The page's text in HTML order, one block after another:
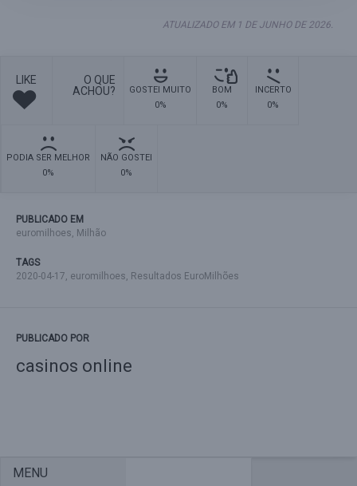
ATUALIZADO EM 1 DE JUNHO DE 2026.
LIKE
O QUE
ACHOU?
GOSTEI MUITO
0%
BOM
0%
INCERTO
0%
PODIA SER MELHOR
0%
NÃO GOSTEI
0%
PUBLICADO EM
euromilhoes, Milhão
TAGS
2020-04-17, euromilhoes, Resultados EuroMilhões
PUBLICADO POR
casinos online
MENU